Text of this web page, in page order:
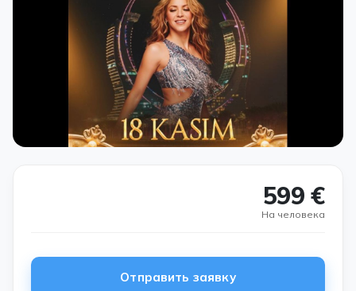
599 €
На человека
Отправить заявку